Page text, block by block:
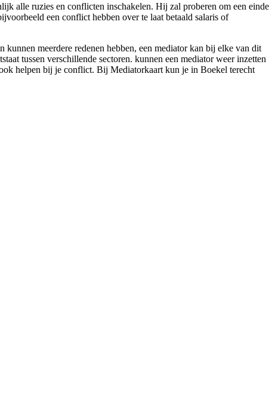
alle ruzies en conflicten inschakelen. Hij zal proberen om een einde
een conflict hebben over te laat betaald salaris of
meerdere redenen hebben, een mediator kan bij elke van dit
tussen verschillende sectoren. kunnen een mediator weer inzetten
helpen bij je conflict. Bij Mediatorkaart kun je in Boekel terecht